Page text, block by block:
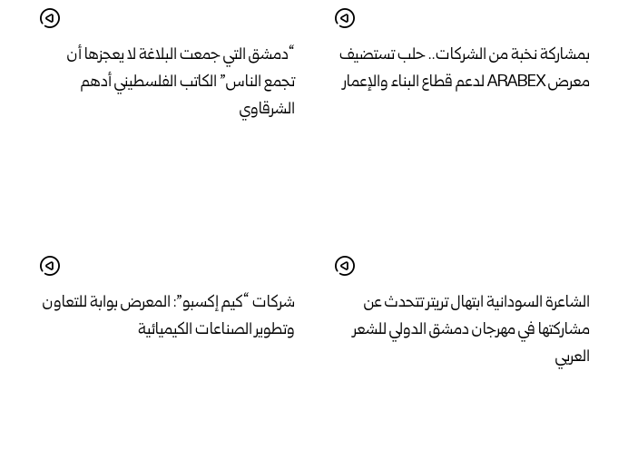
بمشاركة نخبة من الشركات.. حلب تستضيف
معرض ARABEX لدعم قطاع البناء والإعمار
“دمشق التي جمعت البلاغة لا يعجزها أن
تجمع الناس” الكاتب الفلسطيني أدهم
الشرقاوي
الشاعرة السودانية ابتهال تريتر تتحدث عن
مشاركتها في مهرجان دمشق الدولي للشعر
العربي
شركات “كيم إكسبو”: المعرض بوابة للتعاون
وتطوير الصناعات الكيميائية